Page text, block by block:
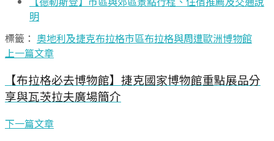
明
標籤： 奧地利及捷克布拉格市區布拉格與周遭歐洲博物館
上一篇文章
【布拉格必去博物館】捷克國家博物館重點展品分
享與瓦茨拉夫廣場簡介
下一篇文章